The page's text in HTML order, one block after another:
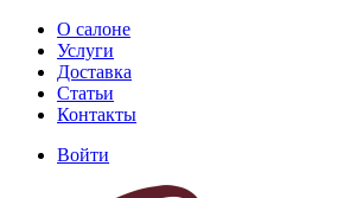
Перейти
основному
содержанию
Основная
навигация
О салоне
Услуги
Доставка
Статьи
Контакты
Войти